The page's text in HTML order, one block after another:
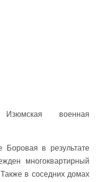
военная
Боровая в результате
многоквартирный
в соседних домах